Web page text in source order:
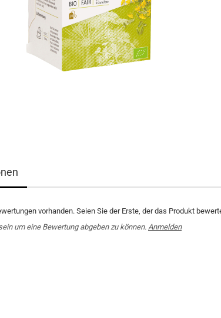
vorhanden. Seien Sie der Erste, der das Produkt
um eine Bewertung abgeben zu können. Anmelden